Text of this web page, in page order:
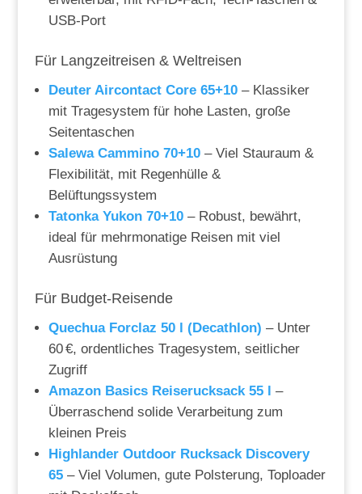
USB-Port
Für Langzeitreisen & Weltreisen
Deuter Aircontact Core 65+10– Klassiker
mit Tragesystem für hohe Lasten, große
Seitentaschen
Salewa Cammino 70+10– Viel Stauraum &
Flexibilität, mit Regenhülle &
Belüftungssystem
Tatonka Yukon 70+10– Robust, bewährt,
ideal für mehrmonatige Reisen mit viel
Ausrüstung
Für Budget-Reisende
Quechua Forclaz 50 l (Decathlon) – Unter
60 €, ordentliches Tragesystem, seitlicher
Zugriff
Amazon Basics Reiserucksack 55 l –
Überraschend solide Verarbeitung zum
kleinen Preis
Highlander Outdoor Rucksack Discovery
65– Viel Volumen, gute Polsterung, Toploader